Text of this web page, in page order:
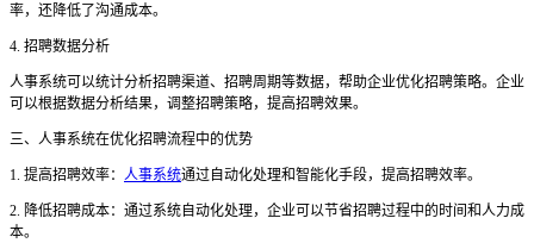
率，还降低了沟通成本。
4. 招聘数据分析
人事系统可以统计分析招聘渠道、招聘周期等数据，帮助企业优化招聘策略。企业
可以根据数据分析结果，调整招聘策略，提高招聘效果。
三、人事系统在优化招聘流程中的优势
1. 提高招聘效率： 人事系统通过自动化处理和智能化手段，提高招聘效率。
2. 降低招聘成本：通过系统自动化处理，企业可以节省招聘过程中的时间和人力成
本。